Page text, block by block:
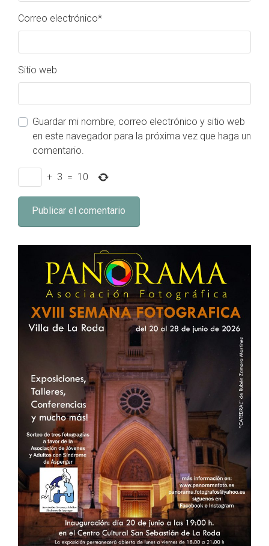
Correo electrónico*
Sitio web
Guardar mi nombre, correo electrónico y sitio web
en este navegador para la próxima vez que haga un
comentario.
+ 3 = 10